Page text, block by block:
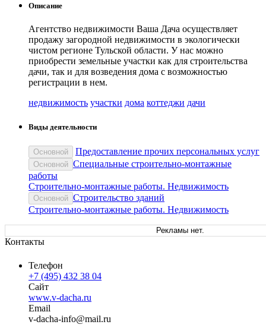
Описание
Агентство недвижимости Ваша Дача осуществляет
продажу загородной недвижимости в экологически
чистом регионе Тульской области. У нас можно
приобрести земельные участки как для строительства
дачи, так и для возведения дома с возможностью
регистрации в нем.
недвижимость участки дома коттеджи дачи
Виды деятельности
Основной Предоставление прочих персональных услуг
Основной Специальные строительно-монтажные
работы
Строительно-монтажные работы. Недвижимость
Основной Строительство зданий
Строительно-монтажные работы. Недвижимость
Рекламы нет.
Контакты
Телефон
+7 (495) 432 38 04
Сайт
www.v-dacha.ru
Email
v-dacha-info@mail.ru